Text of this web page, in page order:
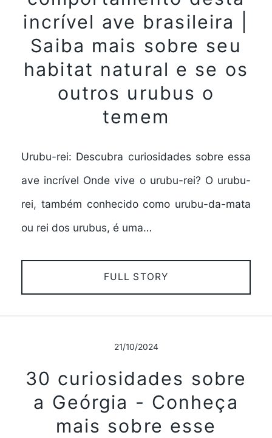
incrível ave brasileira |
Saiba mais sobre seu
habitat natural e se os
outros urubus o
temem
Urubu-rei: Descubra curiosidades sobre essa
ave incrível Onde vive o urubu-rei? O urubu-
rei, também conhecido como urubu-da-mata
ou rei dos urubus, é uma…
FULL STORY
21/10/2024
30 curiosidades sobre
a Geórgia - Conheça
mais sobre esse